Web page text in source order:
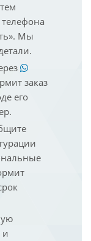
Мы
заказ
его
и